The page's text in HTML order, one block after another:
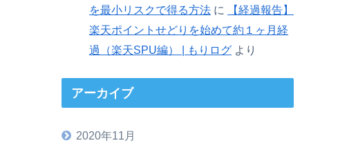
を最小リスクで得る方法 に
【経過報告】
楽天ポイントせどりを始めて約１ヶ月経
過（楽天SPU編） | もりログ より
アーカイブ
2020年11月